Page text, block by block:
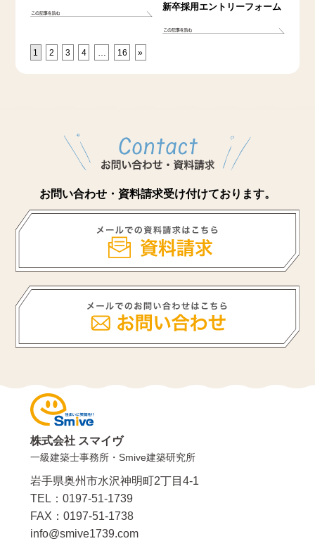
新卒採用エントリーフォーム
1 2 3 4 16 »
お問い合わせ・資料請求受け付けております。
株式会社 スマイヴ
一級建築士事務所・Smive建築研究所
岩手県奥州市水沢神明町2丁目4-1
TEL：0197-51-1739
FAX：0197-51-1738
info@smive1739.com